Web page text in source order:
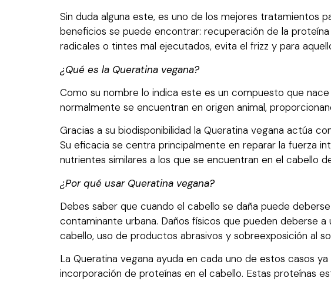
Sin duda alguna este, es uno de los mejores tratamientos
beneficios se puede encontrar: recuperación de la
radicales o tintes mal ejecutados, evita el frizz y para
¿Qué es la Queratina vegana?
Como su nombre lo indica este es un compuesto que
normalmente se encuentran en origen animal,
Gracias a su biodisponibilidad la Queratina vegana actúa
Su eficacia se centra principalmente en reparar la fuerza
nutrientes similares a los que se encuentran en el cabello
¿Por qué usar Queratina vegana?
Debes saber que cuando el cabello se daña puede
contaminante urbana. Daños físicos que pueden deberse
cabello, uso de productos abrasivos y sobreexposición al
La Queratina vegana ayuda en cada uno de estos casos
incorporación de proteínas en el cabello. Estas proteínas